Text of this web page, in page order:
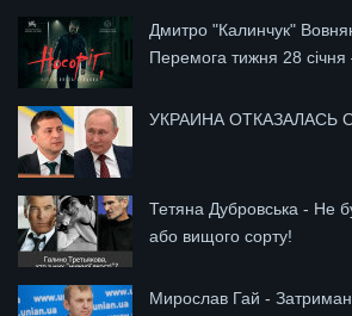
Дмитро "Калинчук"
Перемога тижня 28
УКРАИНА ОТКАЗАЛАСЬ
Тетяна Дубровська - Не
або вищого сорту!
Мирослав Гай -